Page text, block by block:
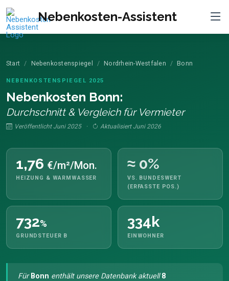
Nebenkosten-Assistent
Start Nebenkostenspiegel Nordrhein-Westfalen Bonn
NEBENKOSTENSPIEGEL 2025
Nebenkosten Bonn:
Durchschnitt & Vergleich für Vermieter
Veröffentlicht Juni 2025 · Aktualisiert Juni 2026
1,76 €/m²/Mon.
HEIZUNG & WARMWASSER
≈ 0%
VS. BUNDESWERT
(ERFASSTE POS.)
732%
GRUNDSTEUER B
334k
EINWOHNER
Für Bonn enthält unsere Datenbank aktuell8